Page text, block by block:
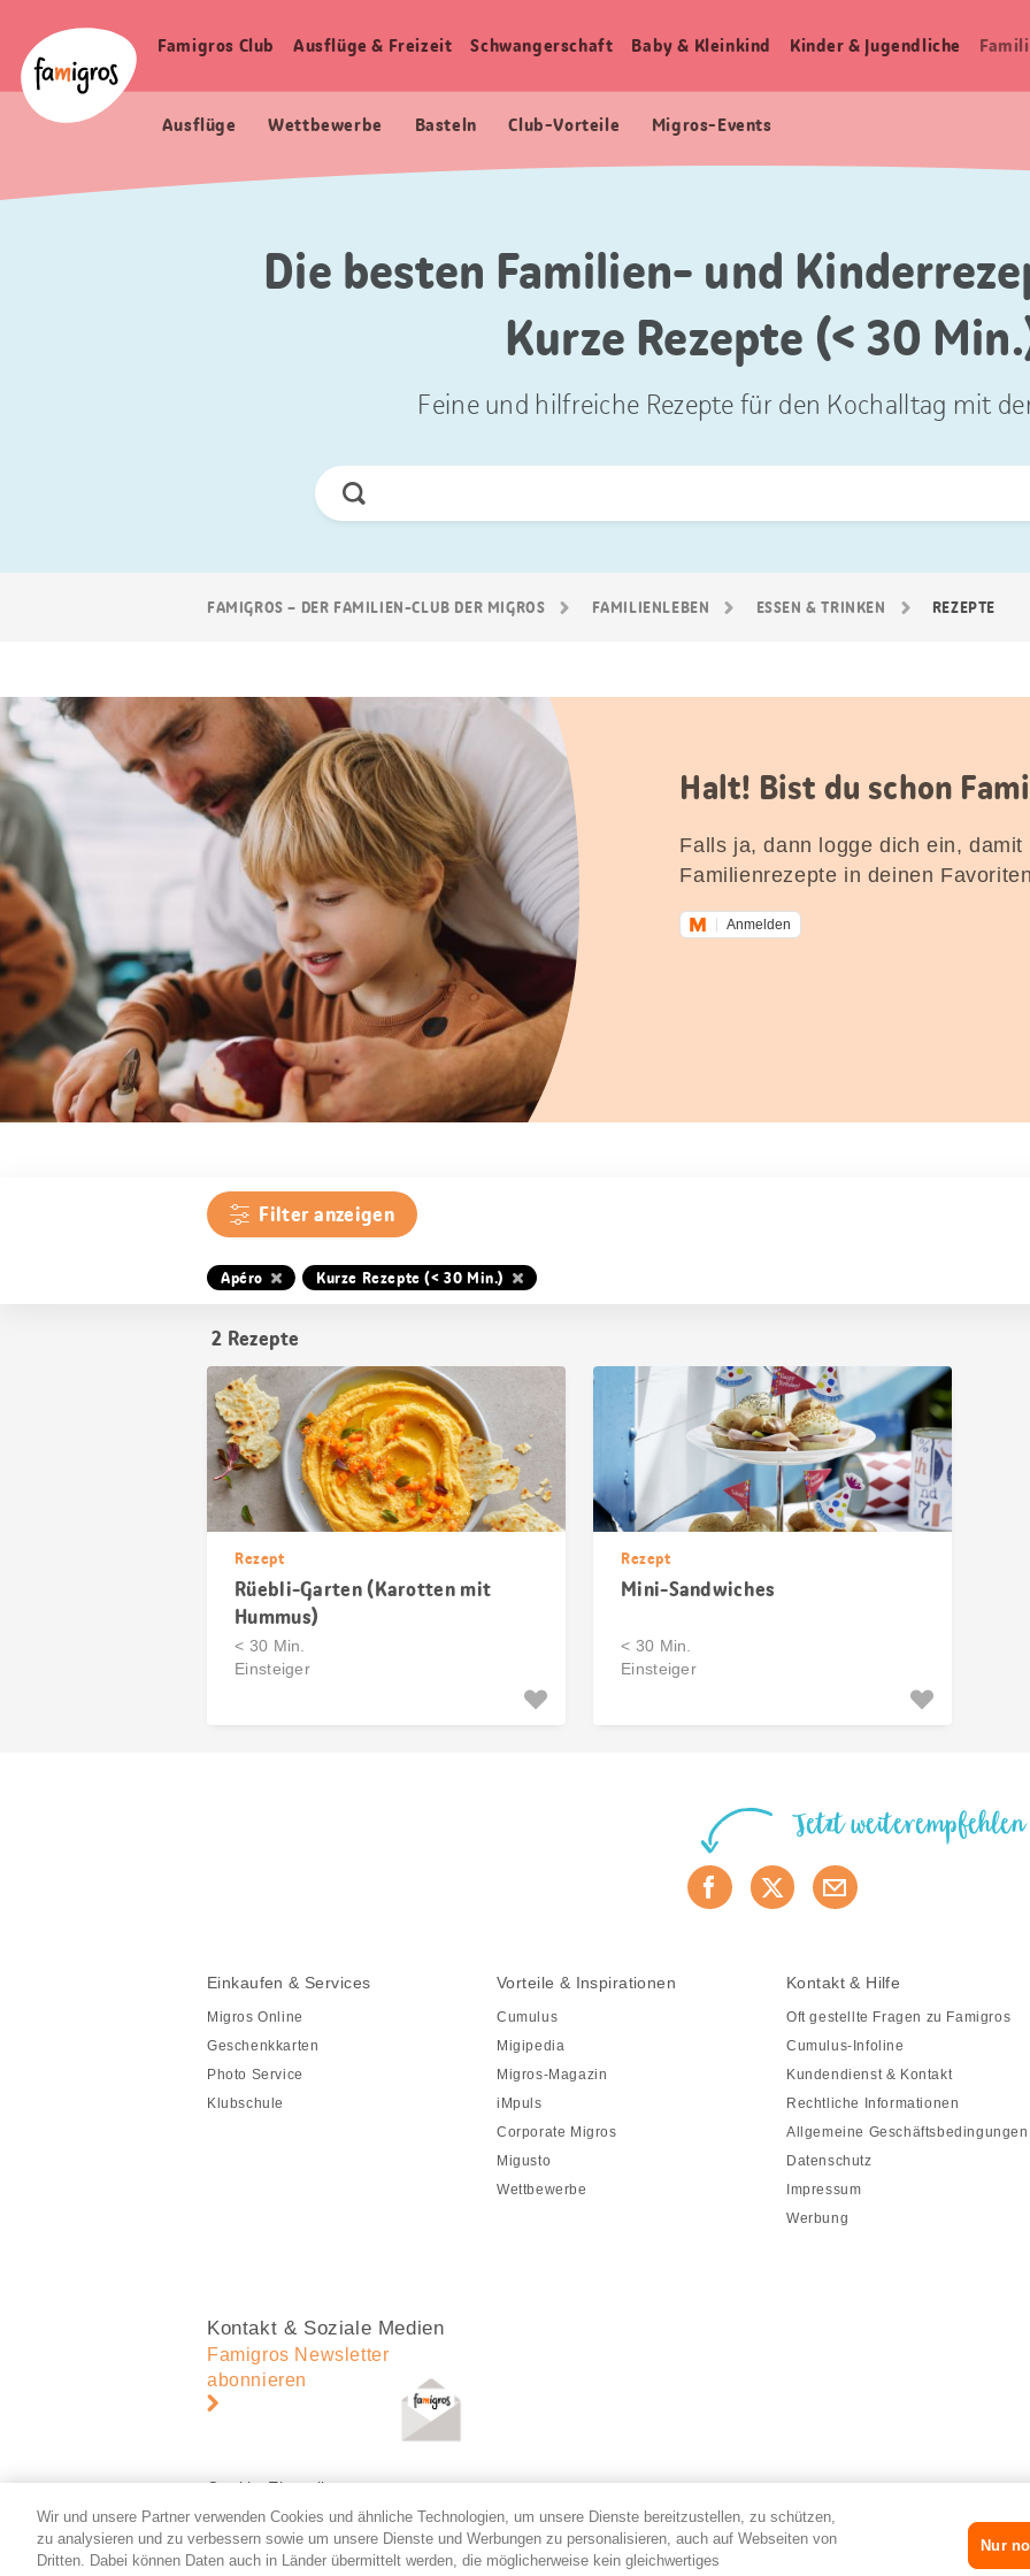
Navigation
Logo
Haupt
Famigros Club Ausflüge & Freizeit Schwangerschaft Baby & Kleinkind Kinder & Jugendliche
Ausflüge Wettbewerbe Basteln Club-Vorteile Migros-Events
Die besten Familien- und
Kurze Rezepte (< 30
Feine und hilfreiche Rezepte für den Kochalltag mit
Jetzt
FAMIGROS – DER FAMILIEN-CLUB DER MIGROS FAMILIEN­LEBEN ESSEN & TRINKEN REZEPTE
Halt! Bist du schon
Falls ja, dann logge dich ein, damit
Familienrezepte in deinen
Anmelden
Filter anzeigen
Apéro Kurze Rezepte (< 30 Min.)
2 Rezepte
Rezept
Rüebli-Garten (Karotten mit
Hummus)
< 30 Min.
Einsteiger
Rezept
Mini-Sandwiches
< 30 Min.
Einsteiger
Jetzt weiterempfehlen
Einkaufen & Services
Migros Online
Geschenkkarten
Photo Service
Klubschule
Vorteile & Inspirationen
Cumulus
Migipedia
Migros-Magazin
iMpuls
Corporate Migros
Migusto
Wettbewerbe
Kontakt & Hilfe
Oft gestellte Fragen zu Famigros
Cumulus-Infoline
Kundendienst & Kontakt
Rechtliche Informationen
Allgemeine Geschäftsbedingungen
Datenschutz
Impressum
Werbung
Kontakt & Soziale Medien
Famigros Newsletter
abonnieren
Cookie-Einstellungen
© 2026 Migros-Genossenschafts-Bund
Wir und unsere Partner verwenden Cookies und ähnliche Technologien, um unsere Dienste bereitzustellen, zu schützen,
zu analysieren und zu verbessern sowie um unsere Dienste und Werbungen zu personalisieren, auch auf Webseiten von
Dritten. Dabei können Daten auch in Länder übermittelt werden, die möglicherweise kein gleichwertiges
Nur